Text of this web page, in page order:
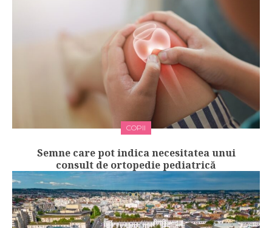
COPII
Semne care pot indica necesitatea unui
consult de ortopedie pediatrică